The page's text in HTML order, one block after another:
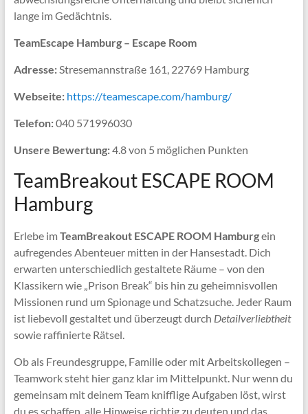
lange im Gedächtnis.
TeamEscape Hamburg – Escape Room
Adresse:Stresemannstraße 161, 22769 Hamburg
Webseite: https://teamescape.com/hamburg/
Telefon:040 571996030
Unsere Bewertung:4.8 von 5 möglichen Punkten
TeamBreakout ESCAPE ROOM
Hamburg
Erlebe imTeamBreakout ESCAPE ROOM Hamburgein
aufregendes Abenteuer mitten in der Hansestadt. Dich
erwarten unterschiedlich gestaltete Räume – von den
Klassikern wie „Prison Break“ bis hin zu geheimnisvollen
Missionen rund um Spionage und Schatzsuche. Jeder Raum
ist liebevoll gestaltet und überzeugt durch Detailverliebtheit
sowie raffinierte Rätsel.
Ob als Freundesgruppe, Familie oder mit Arbeitskollegen –
Teamwork steht hier ganz klar im Mittelpunkt. Nur wenn du
gemeinsam mit deinem Team knifflige Aufgaben löst, wirst
du es schaffen, alle Hinweise richtig zu deuten und das